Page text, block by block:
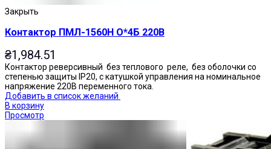
Закрыть
Контактор ПМЛ-1560Н О*4Б 220В
₴1,984.51
Контактор реверсивный без теплового реле, без оболочки со
степенью защиты IP20, с катушкой управления на номинальное
напряжение 220В переменного тока.
Добавить в список желаний
В корзину
Просмотр